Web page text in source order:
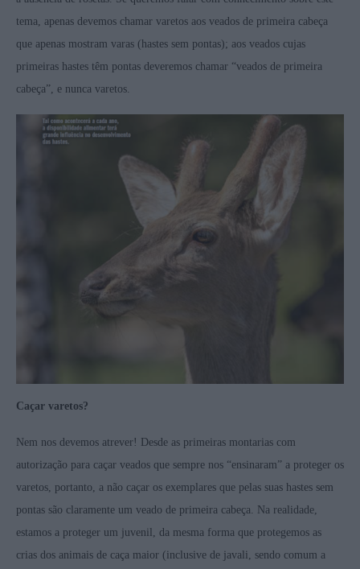
tema, apenas devemos chamar varetos aos veados de primeira cabeça
que apenas mostram varas (hastes sem pontas); aos veados cujas
primeiras hastes têm pontas deveremos chamar “veados de primeira
cabeça”, e nunca varetos.
Caçar varetos?
Nem nos devemos atrever! Desde as primeiras montarias com
autorização para caçar veados que sempre nos “ensinaram” a proteger os
varetos, portanto, a não caçar os exemplares que pelas suas hastes sem
pontas são claramente um veado de primeira cabeça. Na realidade,
estamos a proteger um juvenil, da mesma forma que protegemos as
crias dos animais de caça maior (inclusive de javali, sendo comum a